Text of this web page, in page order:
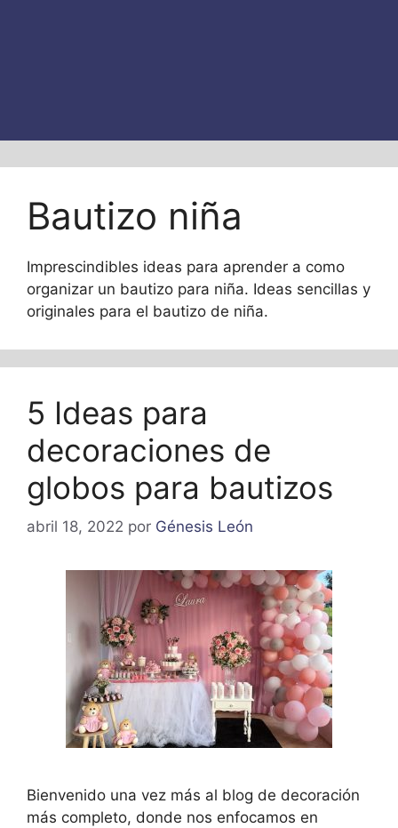
Bautizo niña
Imprescindibles ideas para aprender a como
organizar un bautizo para niña. Ideas sencillas y
originales para el bautizo de niña.
5 Ideas para
decoraciones de
globos para bautizos
abril 18, 2022 por Génesis León
Bienvenido una vez más al blog de decoración
más completo, donde nos enfocamos en